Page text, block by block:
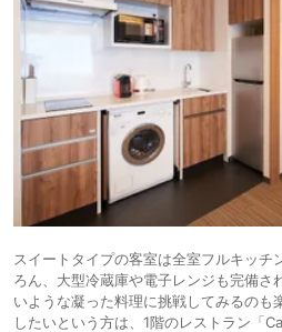
スイートタイプの客室は全室フルキッチ
ろん、大型冷蔵庫や電子レンジも完備さ
いような凝った料理に挑戦してみるのも
したいという方は、1階のレストラン「